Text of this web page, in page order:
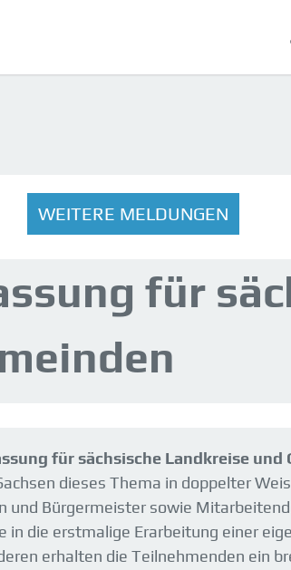
WEITERE MELDUNGEN
für
für sächsische Landkreise und
dieses Thema in doppelter
und Bürgermeister sowie
in die erstmalige Erarbeitung einer
erhalten die Teilnehmenden ein